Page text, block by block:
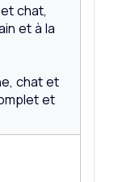
chat,
et à la
chat et
et